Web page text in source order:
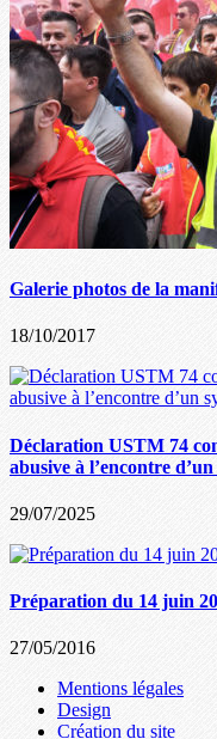
Galerie photos de la
18/10/2017
Déclaration USTM 74
abusive à l’encontre
29/07/2025
Préparation du 14 juin
27/05/2016
Mentions légales
Design
Création du site